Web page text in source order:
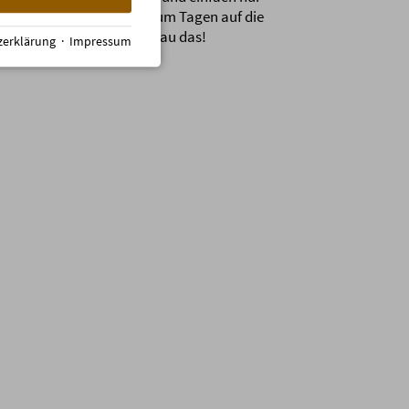
Wer seine Mitarbeiter zum Tagen auf die
lädt, erlebt genau das!
· Impressum